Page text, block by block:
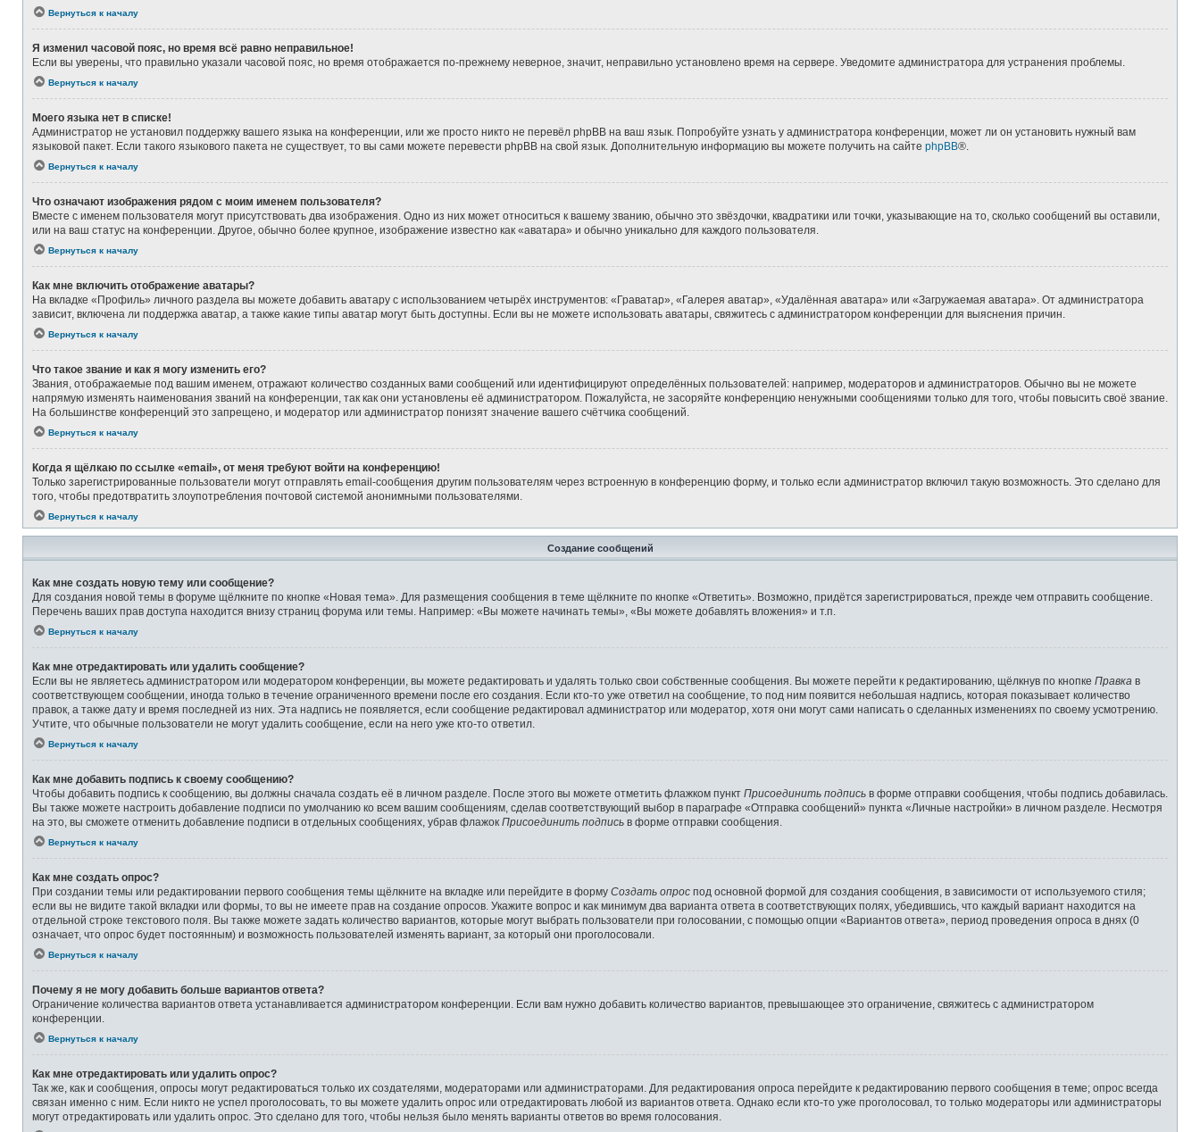
Вернуться к началу
Я изменил часовой пояс, но время всё равно неправильное!
Если вы уверены, что правильно указали часовой пояс, но время отображается по-прежнему неверное, значит, неправильно установлено время на сервере. Уведомите администратора для устранения проблемы.
Вернуться к началу
Моего языка нет в списке!
Администратор не установил поддержку вашего языка на конференции, или же просто никто не перевёл phpBB на ваш язык. Попробуйте узнать у администратора конференции, может ли он установить нужный вам
языковой пакет. Если такого языкового пакета не существует, то вы сами можете перевести phpBB на свой язык. Дополнительную информацию вы можете получить на сайте phpBB®.
Вернуться к началу
Что означают изображения рядом с моим именем пользователя?
Вместе с именем пользователя могут присутствовать два изображения. Одно из них может относиться к вашему званию, обычно это звёздочки, квадратики или точки, указывающие на то, сколько сообщений вы оставили,
или на ваш статус на конференции. Другое, обычно более крупное, изображение известно как «аватара» и обычно уникально для каждого пользователя.
Вернуться к началу
Как мне включить отображение аватары?
На вкладке «Профиль» личного раздела вы можете добавить аватару с использованием четырёх инструментов: «Граватар», «Галерея аватар», «Удалённая аватара» или «Загружаемая аватара». От администратора
зависит, включена ли поддержка аватар, а также какие типы аватар могут быть доступны. Если вы не можете использовать аватары, свяжитесь с администратором конференции для выяснения причин.
Вернуться к началу
Что такое звание и как я могу изменить его?
Звания, отображаемые под вашим именем, отражают количество созданных вами сообщений или идентифицируют определённых пользователей: например, модераторов и администраторов. Обычно вы не можете
напрямую изменять наименования званий на конференции, так как они установлены её администратором. Пожалуйста, не засоряйте конференцию ненужными сообщениями только для того, чтобы повысить своё звание.
На большинстве конференций это запрещено, и модератор или администратор понизят значение вашего счётчика сообщений.
Вернуться к началу
Когда я щёлкаю по ссылке «email», от меня требуют войти на конференцию!
Только зарегистрированные пользователи могут отправлять email-сообщения другим пользователям через встроенную в конференцию форму, и только если администратор включил такую возможность. Это сделано для
того, чтобы предотвратить злоупотребления почтовой системой анонимными пользователями.
Вернуться к началу
Создание сообщений
Как мне создать новую тему или сообщение?
Для создания новой темы в форуме щёлкните по кнопке «Новая тема». Для размещения сообщения в теме щёлкните по кнопке «Ответить». Возможно, придётся зарегистрироваться, прежде чем отправить сообщение.
Перечень ваших прав доступа находится внизу страниц форума или темы. Например: «Вы можете начинать темы», «Вы можете добавлять вложения» и т.п.
Вернуться к началу
Как мне отредактировать или удалить сообщение?
Если вы не являетесь администратором или модератором конференции, вы можете редактировать и удалять только свои собственные сообщения. Вы можете перейти к редактированию, щёлкнув по кнопке Правка в
соответствующем сообщении, иногда только в течение ограниченного времени после его создания. Если кто-то уже ответил на сообщение, то под ним появится небольшая надпись, которая показывает количество
правок, а также дату и время последней из них. Эта надпись не появляется, если сообщение редактировал администратор или модератор, хотя они могут сами написать о сделанных изменениях по своему усмотрению.
Учтите, что обычные пользователи не могут удалить сообщение, если на него уже кто-то ответил.
Вернуться к началу
Как мне добавить подпись к своему сообщению?
Чтобы добавить подпись к сообщению, вы должны сначала создать её в личном разделе. После этого вы можете отметить флажком пункт Присоединить подпись в форме отправки сообщения, чтобы подпись добавилась.
Вы также можете настроить добавление подписи по умолчанию ко всем вашим сообщениям, сделав соответствующий выбор в параграфе «Отправка сообщений» пункта «Личные настройки» в личном разделе. Несмотря
на это, вы сможете отменить добавление подписи в отдельных сообщениях, убрав флажок Присоединить подпись в форме отправки сообщения.
Вернуться к началу
Как мне создать опрос?
При создании темы или редактировании первого сообщения темы щёлкните на вкладке или перейдите в форму Создать опрос под основной формой для создания сообщения, в зависимости от используемого стиля;
если вы не видите такой вкладки или формы, то вы не имеете прав на создание опросов. Укажите вопрос и как минимум два варианта ответа в соответствующих полях, убедившись, что каждый вариант находится на
отдельной строке текстового поля. Вы также можете задать количество вариантов, которые могут выбрать пользователи при голосовании, с помощью опции «Вариантов ответа», период проведения опроса в днях (0
означает, что опрос будет постоянным) и возможность пользователей изменять вариант, за который они проголосовали.
Вернуться к началу
Почему я не могу добавить больше вариантов ответа?
Ограничение количества вариантов ответа устанавливается администратором конференции. Если вам нужно добавить количество вариантов, превышающее это ограничение, свяжитесь с администратором
конференции.
Вернуться к началу
Как мне отредактировать или удалить опрос?
Так же, как и сообщения, опросы могут редактироваться только их создателями, модераторами или администраторами. Для редактирования опроса перейдите к редактированию первого сообщения в теме; опрос всегда
связан именно с ним. Если никто не успел проголосовать, то вы можете удалить опрос или отредактировать любой из вариантов ответа. Однако если кто-то уже проголосовал, то только модераторы или администраторы
могут отредактировать или удалить опрос. Это сделано для того, чтобы нельзя было менять варианты ответов во время голосования.